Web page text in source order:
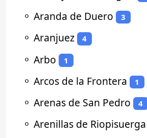
⚬ Aranda de Duero 3
⚬ Aranjuez 4
⚬ Arbo 1
⚬ Arcos de la Frontera 1
⚬ Arenas de San Pedro 4
⚬ Arenillas de Riopisuerga